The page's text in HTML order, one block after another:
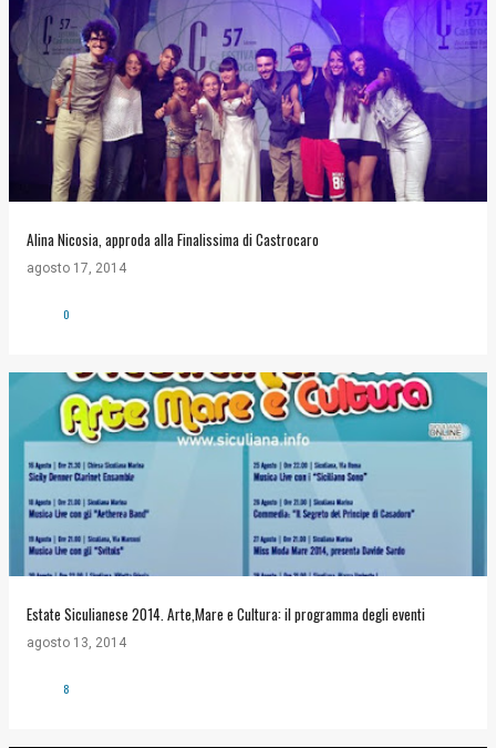
Alina Nicosia, approda alla Finalissima di Castrocaro
agosto 17, 2014
0
Estate Siculianese 2014. Arte,Mare e Cultura: il programma degli eventi
agosto 13, 2014
8